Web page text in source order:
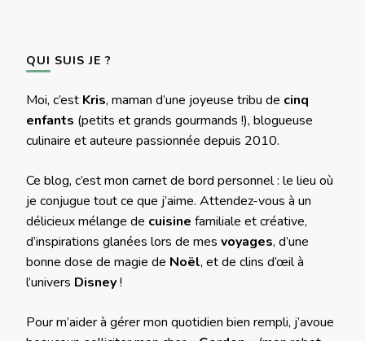
QUI SUIS JE ?
Moi, c’est Kris, maman d’une joyeuse tribu de cinq
enfants (petits et grands gourmands !), blogueuse
culinaire et auteure passionnée depuis 2010.
Ce blog, c’est mon carnet de bord personnel : le lieu où
je conjugue tout ce que j’aime. Attendez-vous à un
délicieux mélange de cuisine familiale et créative,
d’inspirations glanées lors de mes voyages, d’une
bonne dose de magie de Noël, et de clins d’œil à
l’univers Disney!
Pour m’aider à gérer mon quotidien bien rempli, j’avoue